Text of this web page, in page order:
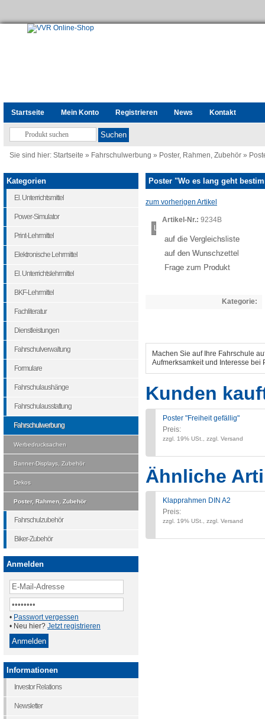
Startseite Mein Konto Registrieren News Kontakt
Sie sind hier: Startseite » Fahrschulwerbung » Poster, Rahmen, Zubehör »
Poster "Wo es lang geht
zum vorherigen Artikel
Loading...
Artikel-Nr.: 9234B
auf die Vergleichsliste
auf den Wunschzettel
Frage zum Produkt
Kategorie:
Machen Sie auf Ihre Fahrschule
Aufmerksamkeit und Interesse bei
Kunden
Poster "Freiheit gefällig"
Preis:
zzgl. 19% USt., zzgl. Versand
Ähnliche
Klapprahmen DIN A2
Preis:
zzgl. 19% USt., zzgl. Versand
Kategorien
El. Unterrichtsmittel
Power-Simulator
Print-Lehrmittel
Elektronische Lehrmittel
El. Unterrichtslehrmittel
BKF-Lehrmittel
Fachliteratur
Dienstleistungen
Fahrschulverwaltung
Formulare
Fahrschulaushänge
Fahrschulausstattung
Fahrschulwerbung
Werbedrucksachen
Banner-Displays, Zubehör
Dekos
Poster, Rahmen, Zubehör
Fahrschulzubehör
Biker-Zubehör
Anmelden
• Passwort vergessen
• Neu hier? Jetzt registrieren
Informationen
Investor Relations
Newsletter